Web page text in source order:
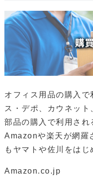
オフィス用品の購入で
ス・デポ、カウネッ
部品の購入で利用さ
Amazonや楽天が網羅
もヤマトや佐川をはじ
Amazon.co.jp